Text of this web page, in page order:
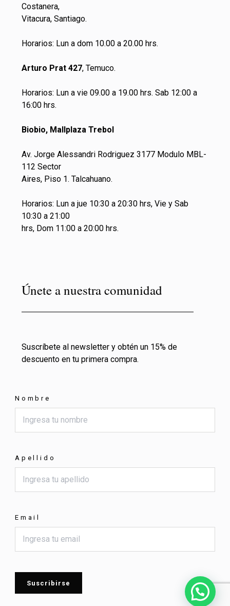
Costanera,
Vitacura, Santiago.
Horarios: Lun a dom 10.00 a 20.00 hrs.
Arturo Prat 427, Temuco.
Horarios: Lun a vie 09.00 a 19.00 hrs. Sab 12:00 a
16:00 hrs.
Biobio, Mallplaza Trebol
Av. Jorge Alessandri Rodriguez 3177 Modulo MBL-
112 Sector
Aires, Piso 1. Talcahuano.
Horarios: Lun a jue 10:30 a 20:30 hrs, Vie y Sab
10:30 a 21:00
hrs, Dom 11:00 a 20:00 hrs.
Únete a nuestra comunidad
Suscríbete al newsletter y obtén un 15% de
descuento en tu primera compra.
Nombre
Apellido
Email
Suscribirse